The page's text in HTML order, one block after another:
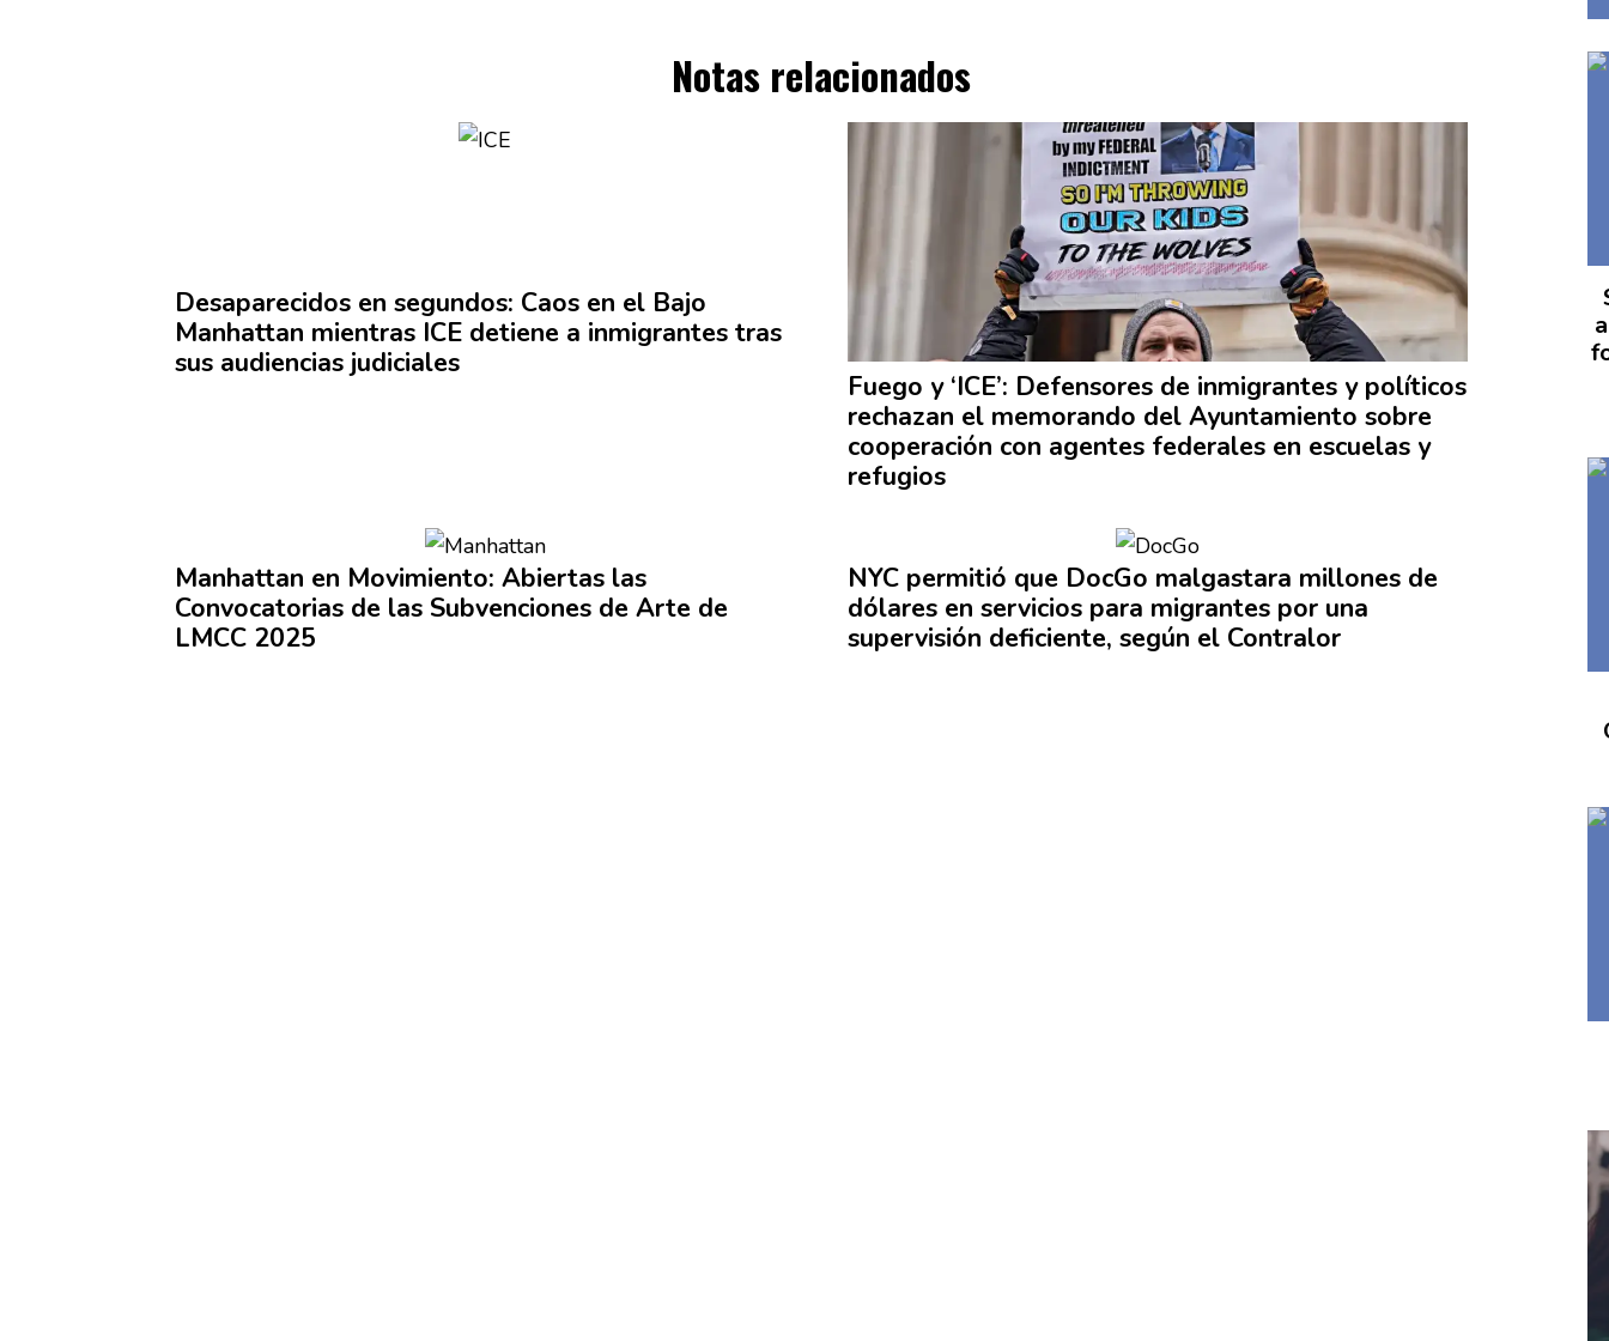
Notas relacionados
Desaparecidos en segundos: Caos en el Bajo
Manhattan mientras ICE detiene a inmigrantes tras
sus audiencias judiciales
Fuego y ‘ICE’: Defensores de inmigrantesy políticos
rechazan el memorando del Ayuntamiento sobre
cooperación con agentes federales en escuelas y
refugios
Manhattan en Movimiento: Abiertas las
Convocatorias de las Subvenciones de Arte de
LMCC 2025
NYC permitió que DocGo malgastara millones de
dólares en servicios para migrantes por una
supervisión deficiente, según el Contralor